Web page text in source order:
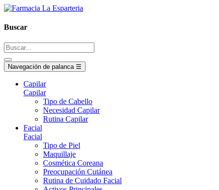
Buscar
Navegación de palanca ☰
Capilar
Capilar
Tipo de Cabello
Necesidad Capilar
Rutina Capilar
Facial
Facial
Tipo de Piel
Maquillaje
Cosmética Coreana
Preocupación Cutánea
Rutina de Cuidado Facial